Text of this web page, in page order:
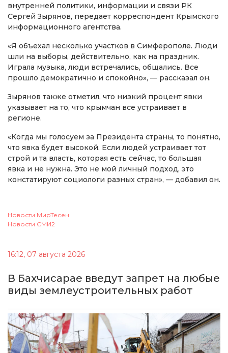
внутренней политики, информации и связи РК
Сергей Зырянов, передает корреспондент Крымского
информационного агентства.
«Я объехал несколько участков в Симферополе. Люди
шли на выборы, действительно, как на праздник.
Играла музыка, люди встречались, общались. Все
прошло демократично и спокойно», — рассказал он.
Зырянов также отметил, что низкий процент явки
указывает на то, что крымчан все устраивает в
регионе.
«Когда мы голосуем за Президента страны, то понятно,
что явка будет высокой. Если людей устраивает тот
строй и та власть, которая есть сейчас, то большая
явка и не нужна. Это не мой личный подход, это
констатируют социологи разных стран», — добавил он.
Новости МирТесен
Новости СМИ2
16:12, 07 августа 2026
В Бахчисарае введут запрет на любые
виды землеустроительных работ